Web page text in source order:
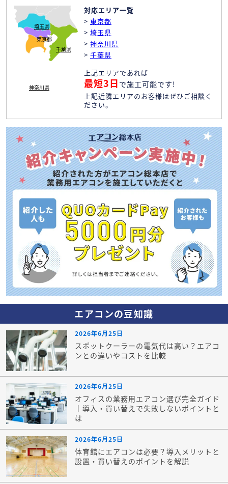
東京都
埼玉県
神奈川県
千葉県
対応エリア一覧
> 東京都
> 埼玉県
> 神奈川県
> 千葉県
上記エリアであれば
最短3日 で施工可能です!
上記近隣エリアのお客様はぜひご相談く
ださい。
エアコンの豆知識
2026年6月25日
スポットクーラーの電気代は高い？エアコ
ンとの違いやコストを比較
2026年6月25日
オフィスの業務用エアコン選び完全ガイド
｜導入・買い替えで失敗しないポイントと
は
2026年6月25日
体育館にエアコンは必要？導入メリットと
設置・買い替えのポイントを解説